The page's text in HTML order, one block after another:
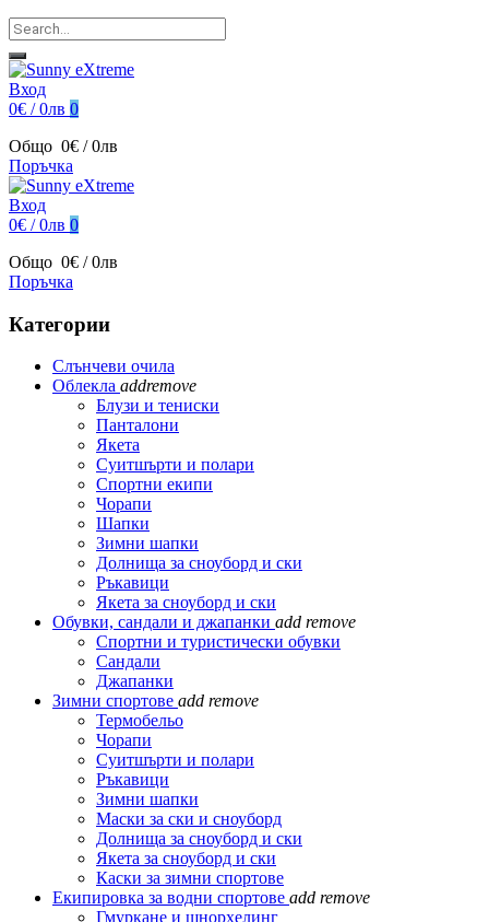
Вход
0€ / 0лв 0
Общо 0€ / 0лв
Поръчка
Вход
0€ / 0лв 0
Общо 0€ / 0лв
Поръчка
Категории
Слънчеви очила
Облекла addremove
Блузи и тениски
Панталони
Якета
Суитшърти и полари
Спортни екипи
Чорапи
Шапки
Зимни шапки
Долнища за сноуборд и ски
Ръкавици
Якета за сноуборд и ски
Обувки, сандали и джапанки add remove
Спортни и туристически обувки
Сандали
Джапанки
Зимни спортове add remove
Термобельо
Чорапи
Суитшърти и полари
Ръкавици
Зимни шапки
Маски за ски и сноуборд
Долнища за сноуборд и ски
Якета за сноуборд и ски
Каски за зимни спортове
Екипировка за водни спортове add remove
Гмуркане и шнорхелинг